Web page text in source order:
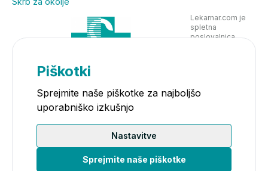
Lekarnar.com je
spletna
poslovalnica
Piškotki
Sprejmite naše piškotke za najboljšo
uporabniško izkušnjo
Nastavitve
Sprejmite naše piškotke